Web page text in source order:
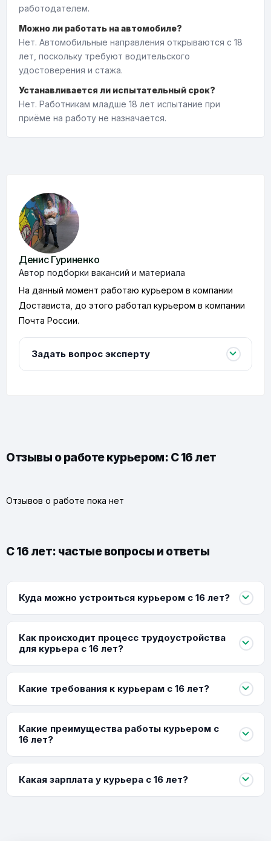
работодателем.
Можно ли работать на автомобиле?
Нет. Автомобильные направления открываются с 18
лет, поскольку требуют водительского
удостоверения и стажа.
Устанавливается ли испытательный срок?
Нет. Работникам младше 18 лет испытание при
приёме на работу не назначается.
Денис Гуриненко
Автор подборки вакансий и материала
На данный момент работаю курьером в компании
Достависта, до этого работал курьером в компании
Почта России.
Задать вопрос эксперту
Отзывы о работе курьером: С 16 лет
Отзывов о работе пока нет
С 16 лет: частые вопросы и ответы
Куда можно устроиться курьером с 16 лет?
Как происходит процесс трудоустройства
для курьера с 16 лет?
Какие требования к курьерам с 16 лет?
Какие преимущества работы курьером с
16 лет?
Какая зарплата у курьера с 16 лет?